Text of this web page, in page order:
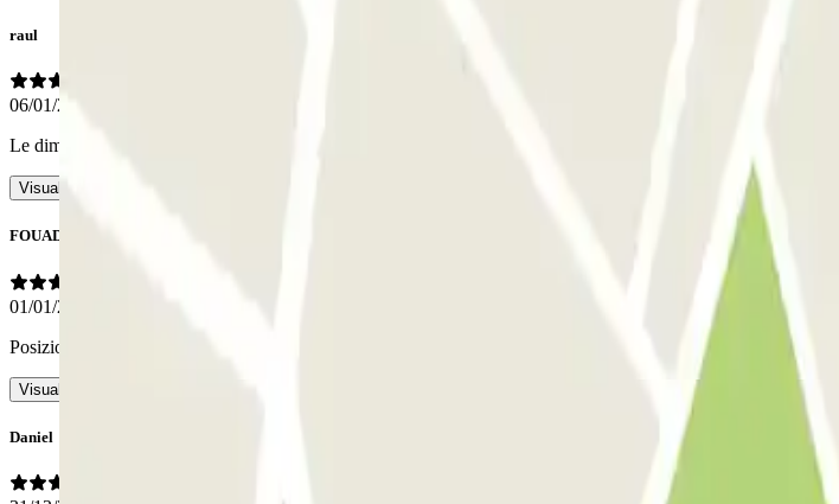
raul
06/01/2026
Le dimensioni delle macchie erano piccole ma l'esperienza è stata molto buona.
Visualizza l’originale
FOUAD
01/01/2026
Posizione molto buona, personale accogliente
Visualizza l’originale
Daniel